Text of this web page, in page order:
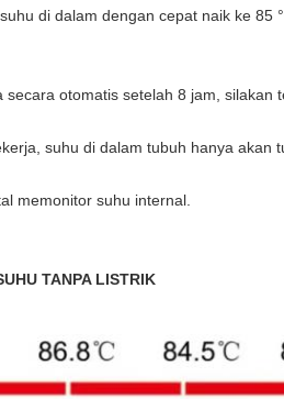
di dalam dengan cepat naik ke 85
otomatis setelah 8 jam, silakan
suhu di dalam tubuh hanya akan
memonitor suhu internal.
TANPA LISTRIK